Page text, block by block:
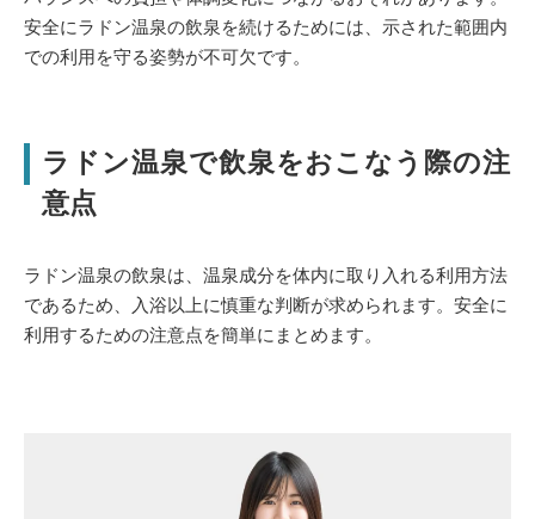
安全にラドン温泉の飲泉を続けるためには、示された範囲内
での利用を守る姿勢が不可欠です。
ラドン温泉で飲泉をおこなう際の注
意点
ラドン温泉の飲泉は、温泉成分を体内に取り入れる利用方法
であるため、入浴以上に慎重な判断が求められます。安全に
利用するための注意点を簡単にまとめます。